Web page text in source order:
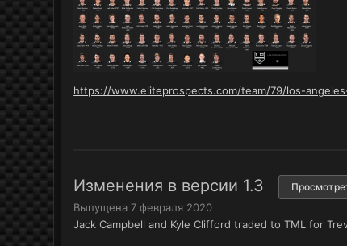
https://www.eliteprospects.com/team/79/los-
Изменения в версии 1.3
Выпущена 7 февраля 2020
Jack Campbell and Kyle Clifford traded to TML for